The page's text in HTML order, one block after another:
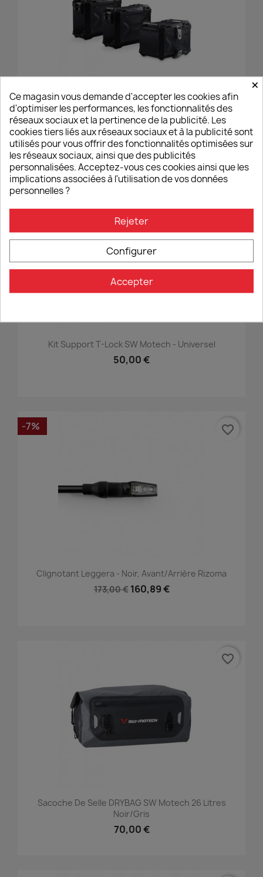
Kit Aventure Bagagerie SW Motech Aprilia Tuareg 660 -
Noir
1 830,00 €
Kit Support T-Lock SW Motech - Universel
50,00 €
Clignotant Leggera - Noir, Avant/Arrière Rizoma
173,00 € 160,89 €
-7% favorite_border
Sacoche De Selle DRYBAG SW Motech 26 Litres
Noir/gris
70,00 €
favorite_border
×
Ce magasin vous demande d'accepter les cookies afin
d'optimiser les performances, les fonctionnalités des
réseaux sociaux et la pertinence de la publicité. Les
cookies tiers liés aux réseaux sociaux et à la publicité sont
utilisés pour vous offrir des fonctionnalités optimisées sur
les réseaux sociaux, ainsi que des publicités
personnalisées. Acceptez-vous ces cookies ainsi que les
implications associées à l'utilisation de vos données
personnelles ?
Rejeter
Configurer
Accepter